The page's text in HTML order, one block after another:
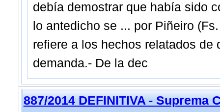
debía demostrar que había sido
lo antedicho se ... por Piñeiro
refiere a los hechos relatados de
demanda.- De la dec
887/2014 DEFINITIVA - Suprema